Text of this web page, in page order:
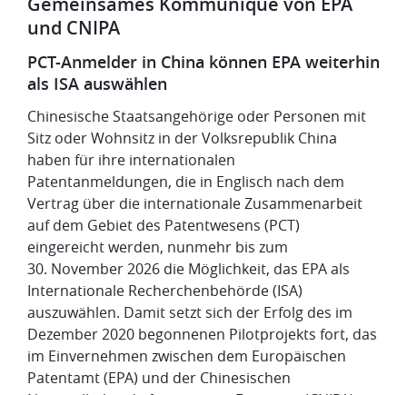
und CNIPA
PCT-Anmelder in China können EPA weiterhin
als ISA auswählen
Chinesische Staatsangehörige oder Personen mit
Sitz oder Wohnsitz in der Volksrepublik China
haben für ihre internationalen
Patentanmeldungen, die in Englisch nach dem
Vertrag über die internationale Zusammenarbeit
auf dem Gebiet des Patentwesens (PCT)
eingereicht werden, nunmehr bis zum
30. November 2026 die Möglichkeit, das EPA als
Internationale Recherchenbehörde (ISA)
auszuwählen. Damit setzt sich der Erfolg des im
Dezember 2020 begonnenen Pilotprojekts fort, das
im Einvernehmen zwischen dem Europäischen
Patentamt (EPA) und der Chinesischen